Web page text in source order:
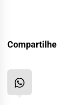
Compartilhe